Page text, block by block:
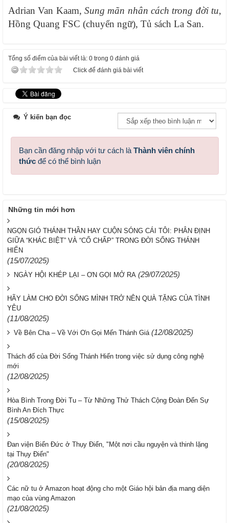
Adrian Van Kaam, Sung mãn nhân cách trong đời tu,
Hồng Quang FSC (chuyển ngữ), Tủ sách La San.
Tổng số điểm của bài viết là: 0 trong 0 đánh giá
Click để đánh giá bài viết
Ý kiến bạn đọc
Bạn cần đăng nhập với tư cách là Thành viên chính
thức để có thể bình luận
Những tin mới hơn
NGỌN GIÓ THÁNH THẦN HAY CUỘN SÓNG CÁI TÔI: PHÂN ĐỊNH
GIỮA “KHÁC BIỆT” VÀ “CỐ CHẤP” TRONG ĐỜI SỐNG THÁNH
HIẾN
(15/07/2025)
NGÀY HỘI KHÉP LẠI – ƠN GỌI MỞ RA (29/07/2025)
HÃY LÀM CHO ĐỜI SỐNG MÌNH TRỞ NÊN QUÀ TẶNG CỦA TÌNH
YÊU
(11/08/2025)
Về Bên Cha – Về Với Ơn Gọi Mến Thánh Giá (12/08/2025)
Thách đố của Đời Sống Thánh Hiến trong việc sử dụng công nghệ
mới
(12/08/2025)
Hòa Bình Trong Đời Tu – Từ Những Thử Thách Cộng Đoàn Đến Sự
Bình An Đích Thực
(15/08/2025)
Đan viện Biển Đức ở Thụy Điển, "Một nơi cầu nguyện và thinh lặng
tại Thụy Điển"
(20/08/2025)
Các nữ tu ở Amazon hoạt động cho một Giáo hội bản địa mang diện
mạo của vùng Amazon
(21/08/2025)